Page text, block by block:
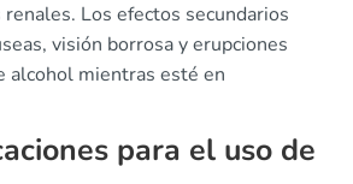
Los efectos secundarios
visión borrosa y erupciones
alcohol mientras esté en
para el uso de